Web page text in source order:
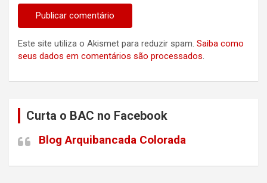
Este site utiliza o Akismet para reduzir spam. Saiba como
seus dados em comentários são processados.
Curta o BAC no Facebook
Blog Arquibancada Colorada